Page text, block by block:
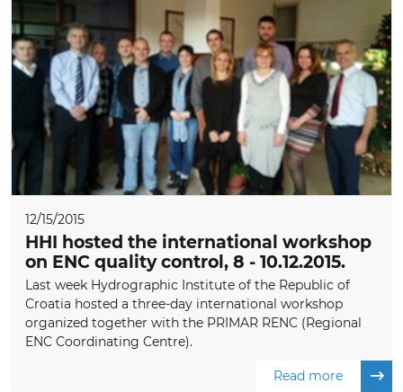
12/15/2015
HHI hosted the international workshop
on ENC quality control, 8 - 10.12.2015.
Last week Hydrographic Institute of the Republic of
Croatia hosted a three-day international workshop
organized together with the PRIMAR RENC (Regional
ENC Coordinating Centre).
Read more